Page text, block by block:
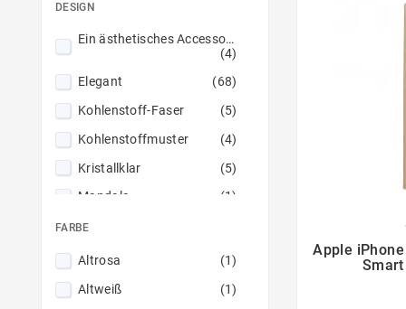
DESIGN
Ein ästhetisches Accessoire
(4)
Elegant
(68)
Kohlenstoff-Faser
(5)
Kohlenstoffmuster
(4)
Kristallklar
(5)
Mandala
(1)
Monochromatische
Premium-Gehäuse
(8)
Stilvoll
(8)
FARBE
Altrosa
(1)
Altweiß
(1)
Apple
Smart